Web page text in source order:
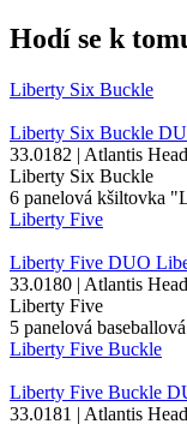
Hodí se k
Liberty Six Buckle
Liberty Six Buckle
33.0182 | Atlantis
Liberty Six Buckle
6 panelová kšiltovka
Liberty Five
Liberty Five DUO
33.0180 | Atlantis
Liberty Five
5 panelová
Liberty Five Buckle
Liberty Five Buckle
33.0181 | Atlantis